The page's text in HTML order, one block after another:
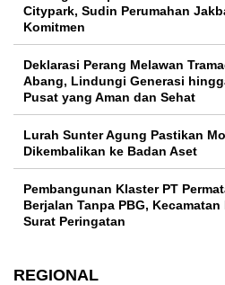
Citypark, Sudin Perumahan
Komitmen
Deklarasi Perang Melawan
Abang, Lindungi Generasi
Pusat yang Aman dan Sehat
Lurah Sunter Agung Pastikan
Dikembalikan ke Badan Aset
Pembangunan Klaster PT
Berjalan Tanpa PBG,
Surat Peringatan
REGIONAL